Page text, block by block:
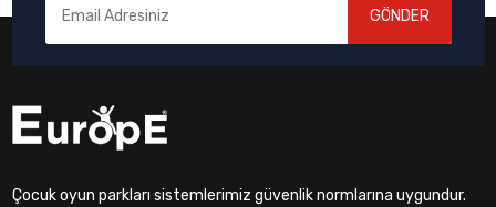
GÖNDER
Çocuk oyun parkları sistemlerimiz güvenlik normlarına uygundur.